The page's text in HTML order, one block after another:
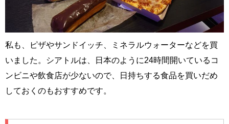
私も、ピザやサンドイッチ、ミネラルウォーターなどを買
いました。シアトルは、日本のように24時間開いているコ
ンビニや飲食店が少ないので、日持ちする食品を買いだめ
しておくのもおすすめです。